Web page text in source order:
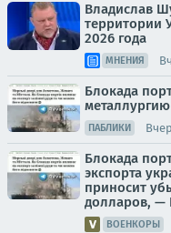
Владислав
территории
2026 года
МНЕНИЯ
Блокада
металлургию
ПАБЛИКИ
Блокада
экспорта
приносит
долларов, —
ВОЕНКОРЫ